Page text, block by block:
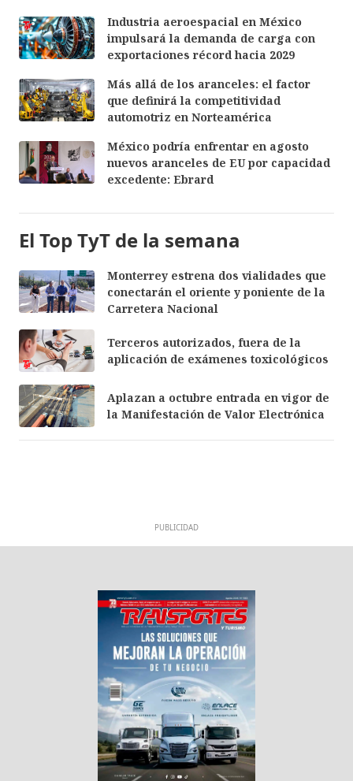
Industria aeroespacial en México
impulsará la demanda de carga con
exportaciones récord hacia 2029
Más allá de los aranceles: el factor
que definirá la competitividad
automotriz en Norteamérica
México podría enfrentar en agosto
nuevos aranceles de EU por capacidad
excedente: Ebrard
El Top TyT de la semana
Monterrey estrena dos vialidades que
conectarán el oriente y poniente de la
Carretera Nacional
Terceros autorizados, fuera de la
aplicación de exámenes toxicológicos
Aplazan a octubre entrada en vigor de
la Manifestación de Valor Electrónica
PUBLICIDAD